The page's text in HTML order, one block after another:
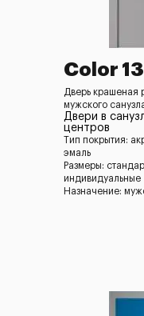
Color 13
Дверь крашеная
мужского
Двери в
центров
Тип покрытия:
эмаль
Размеры:
индивидуальные
Назначение: